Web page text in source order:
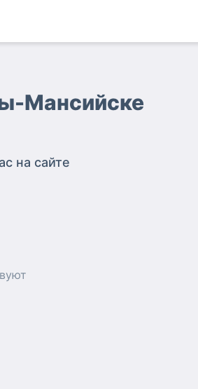
Мансийске
на сайте